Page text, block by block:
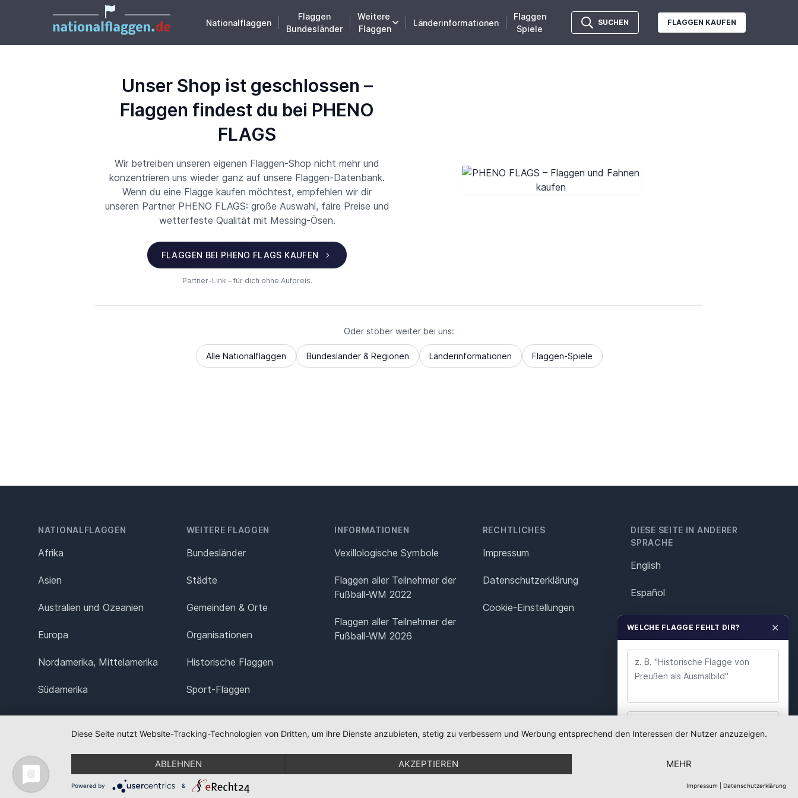
Nationalflaggen
Flaggen
Bundesländer
Weitere
Flaggen
Länderinformationen
Flaggen
Spiele
SUCHEN FLAGGEN KAUFEN
Unser Shop ist geschlossen –
Flaggen findest du bei PHENO
FLAGS
Wir betreiben unseren eigenen Flaggen-Shop nicht mehr und
konzentrieren uns wieder ganz auf unsere Flaggen-Datenbank.
Wenn du eine Flagge kaufen möchtest, empfehlen wir dir
unseren Partner PHENO FLAGS: große Auswahl, faire Preise und
wetterfeste Qualität mit Messing-Ösen.
FLAGGEN BEI PHENO FLAGS KAUFEN
Partner-Link – für dich ohne Aufpreis.
Oder stöber weiter bei uns:
Alle Nationalflaggen Bundesländer & Regionen Länderinformationen Flaggen-Spiele
NATIONALFLAGGEN
Afrika
Asien
Australien und Ozeanien
Europa
Nordamerika, Mittelamerika
Südamerika
WEITERE FLAGGEN
Bundesländer
Städte
Gemeinden & Orte
Organisationen
Historische Flaggen
Sport-Flaggen
INFORMATIONEN
Vexillologische Symbole
Flaggen aller Teilnehmer der
Fußball-WM 2022
Flaggen aller Teilnehmer der
Fußball-WM 2026
RECHTLICHES
Impressum
Datenschutz­erklärung
Cookie-Einstellungen
DIESE SEITE IN ANDERER
SPRACHE
English
Español
Italiano
Polska
Português
Nederlands
WELCHE FLAGGE FEHLT DIR? ✕
Diese Seite nutzt Website-Tracking-Technologien von Dritten, um ihre Dienste anzubieten, stetig zu verbessern und Werbung entsprechend den Interessen der Nutzer anzuzeigen.
ABLEHNEN AKZEPTIEREN MEHR
Powered by & Impressum Datenschutzerklärung